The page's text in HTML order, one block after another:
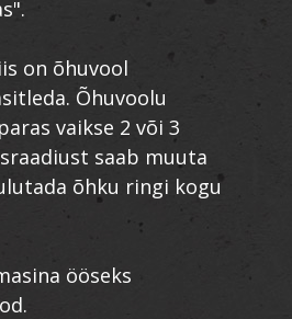
on õhuvool
Õhuvoolu
vaikse 2 või 3
saab muuta
õhku ringi kogu
ööseks